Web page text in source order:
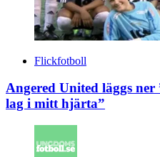
Flickfotboll
Angered United läggs
lag i mitt hjärta”